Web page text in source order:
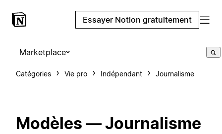
Essayer Notion gratuitement
Marketplace
Catégories Vie pro Indépendant Journalisme
Modèles — Journalisme